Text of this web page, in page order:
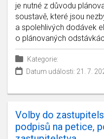
je nutné z důvodu
soustavě, které jsou
a spolehlivých dodávek
o plánovaných
Kategorie:
Datum události: 21. 7.
Volby do
podpisů na petice,